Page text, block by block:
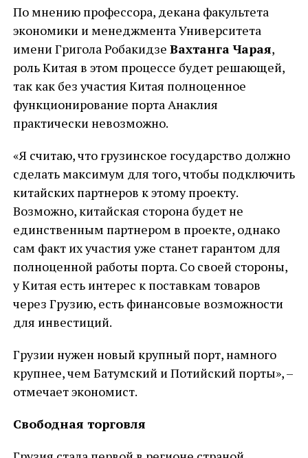
По мнению профессора, декана факультета
экономики и менеджмента Университета
имени Григола Робакидзе Вахтанга Чарая,
роль Китая в этом процессе будет решающей,
так как без участия Китая полноценное
функционирование порта Анаклия
практически невозможно.
«Я считаю, что грузинское государство должно
сделать максимум для того, чтобы подключить
китайских партнеров к этому проекту.
Возможно, китайская сторона будет не
единственным партнером в проекте, однако
сам факт их участия уже станет гарантом для
полноценной работы порта. Со своей стороны,
у Китая есть интерес к поставкам товаров
через Грузию, есть финансовые возможности
для инвестиций.
Грузии нужен новый крупный порт, намного
крупнее, чем Батумский и Потийский порты», –
отмечает экономист.
Свободная торговля